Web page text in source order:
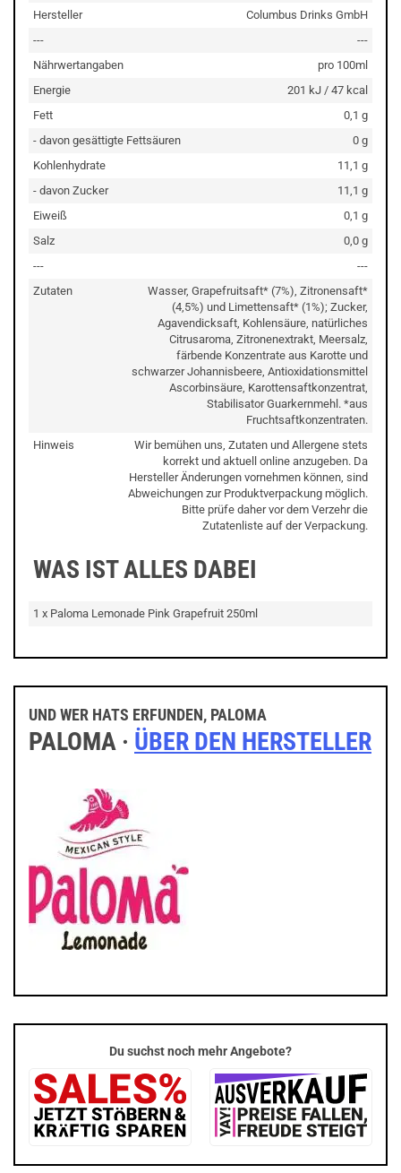
Hersteller
Columbus Drinks GmbH
---
---
Nährwertangaben
pro 100ml
Energie
201 kJ / 47 kcal
Fett
0,1 g
- davon gesättigte Fettsäuren
0 g
Kohlenhydrate
11,1 g
- davon Zucker
11,1 g
Eiweiß
0,1 g
Salz
0,0 g
---
---
Zutaten
Wasser, Grapefruitsaft* (7%), Zitronensaft*
(4,5%) und Limettensaft* (1%); Zucker,
Agavendicksaft, Kohlensäure, natürliches
Citrusaroma, Zitronenextrakt, Meersalz,
färbende Konzentrate aus Karotte und
schwarzer Johannisbeere, Antioxidationsmittel
Ascorbinsäure, Karottensaftkonzentrat,
Stabilisator Guarkernmehl. *aus
Fruchtsaftkonzentraten.
Hinweis
Wir bemühen uns, Zutaten und Allergene stets
korrekt und aktuell online anzugeben. Da
Hersteller Änderungen vornehmen können, sind
Abweichungen zur Produktverpackung möglich.
Bitte prüfe daher vor dem Verzehr die
Zutatenliste auf der Verpackung.
WAS IST ALLES DABEI
1 x Paloma Lemonade Pink Grapefruit 250ml
UND WER HATS ERFUNDEN, PALOMA
PALOMA · ÜBER DEN HERSTELLER
Du suchst noch mehr Angebote?